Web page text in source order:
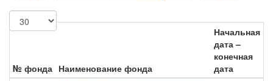
№ фонда Наименование фонда
Начальная
дата –
конечная
дата